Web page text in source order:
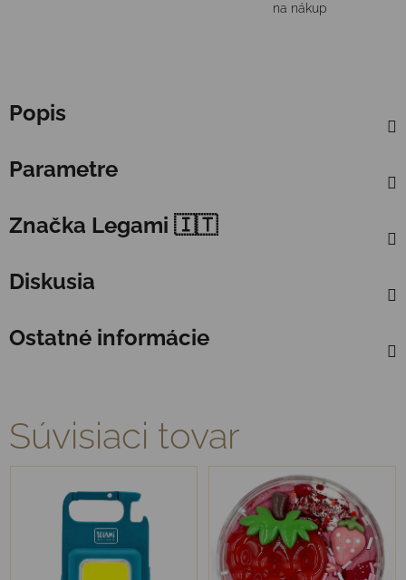
na nákup
Popis
Parametre
Značka Legami 🇮🇹
Diskusia
Ostatné informácie
Súvisiaci tovar